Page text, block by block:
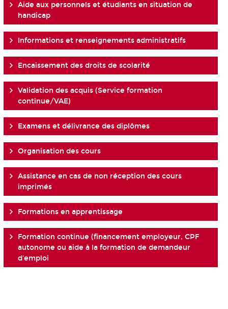
Aide aux personnels et étudiants en situation de
handicap
Informations et renseignements administratifs
Encaissement des droits de scolarité
Validation des acquis (Service formation
continue/VAE)
Examens et délivrance des diplômes
Organisation des cours
Assistance en cas de non réception des cours
imprimés
Formations en apprentissage
Formation continue (financement employeur, CPF
autonome ou aide à la formation de demandeur
d'emploi